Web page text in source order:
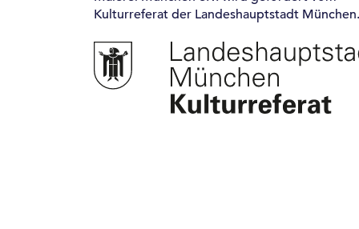
Kulturreferat der Landeshauptstadt München.